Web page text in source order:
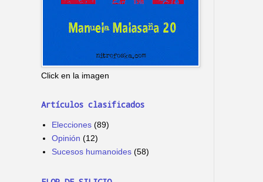
Click en la imagen
Artículos clasificados
Elecciones (89)
Opinión (12)
Sucesos humanoides (58)